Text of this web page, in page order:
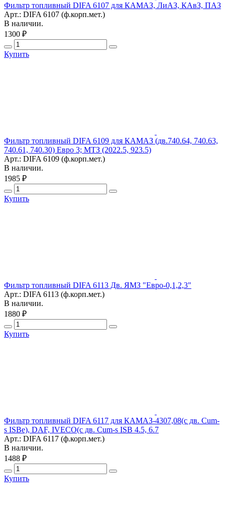
Фильтр топливный DIFA 6107 для КАМАЗ, ЛиАЗ, КАвЗ, ПАЗ
Арт.: DIFA 6107 (ф.корп.мет.)
В наличии.
1300 ₽
Купить
Фильтр топливный DIFA 6109 для КАМАЗ (дв.740.64, 740.63,
740.61, 740.30) Евро 3; МТЗ (2022.5, 923.5)
Арт.: DIFA 6109 (ф.корп.мет.)
В наличии.
1985 ₽
Купить
Фильтр топливный DIFA 6113 Дв. ЯМЗ "Евро-0,1,2,3"
Арт.: DIFA 6113 (ф.корп.мет.)
В наличии.
1880 ₽
Купить
Фильтр топливный DIFA 6117 для КАМАЗ-4307,08(с дв. Cum-
s ISBe), DAF, IVECO(с дв. Cum-s ISB 4.5, 6.7
Арт.: DIFA 6117 (ф.корп.мет.)
В наличии.
1488 ₽
Купить